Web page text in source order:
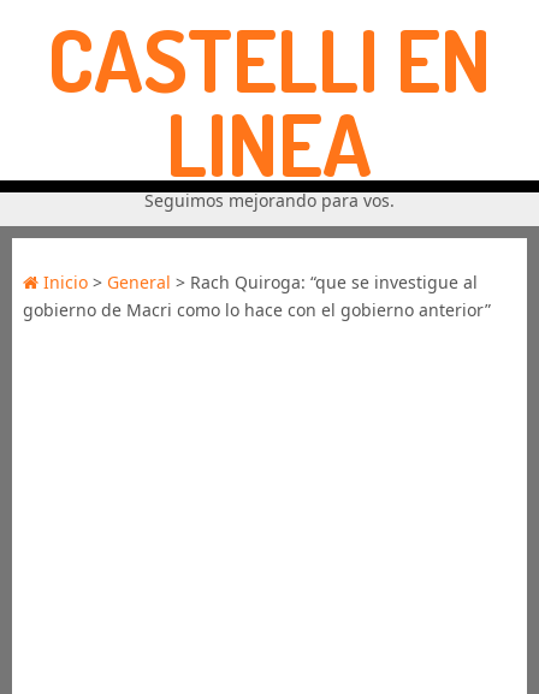
CASTELLI EN
LINEA
Seguimos mejorando para vos.
Inicio> General > Rach Quiroga: “que se investigue al
gobierno de Macri como lo hace con el gobierno anterior”